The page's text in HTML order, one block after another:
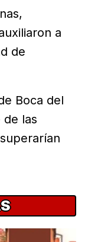
a
de
Boca del
de las